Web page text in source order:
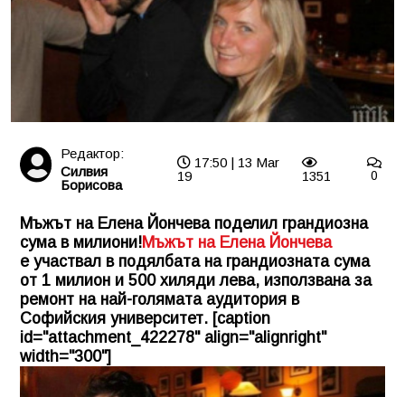
Редактор:
Силвия
Борисова
17:50 | 13 Mar
19
1351 0
Мъжът на Елена Йончева поделил грандиозна
сума в милиони!Мъжът на Елена Йончева
е участвал в подялбата на грандиозната сума
от 1 милион и 500 хиляди лева, използвана за
ремонт на най-голямата аудитория в
Софийския университет. [caption
id="attachment_422278" align="alignright"
width="300"]